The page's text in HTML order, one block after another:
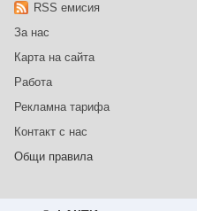
RSS емисия
За нас
Карта на сайта
Работа
Рекламна тарифа
Контакт с нас
Общи правила